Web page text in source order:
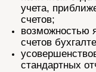
учета,
счетов;
возможностью
счетов
стандартных